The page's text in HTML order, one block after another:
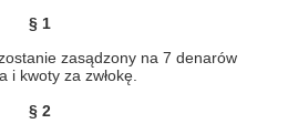
§ 1
zasądzony na 7 denarów
i kwoty za zwłokę.
§ 2